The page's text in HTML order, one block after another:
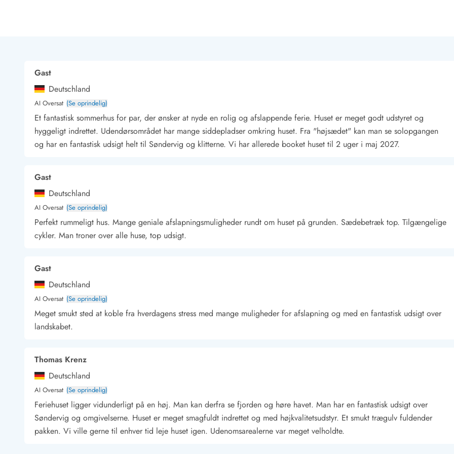
Minigolf i Vestjylland
Svømmehaller og badelande
Golfferie i sommerhus
Fitness og træning
Rideskoler/Ponyridning
Vandski for hele familien
Sejlads langs Vestkysten
Kulturaktiviteter
Historiske museer
Kunstmuseer
Kunsthåndværk og gallerier
Hold jul i sommerhuset
Vikingetiden i Danmark
Feriehusudlejning siden 1965
Bæredygtighed
Gæsterne siger
Nyhedsbrev
Sponsorater - Esmark støtter
Lejebetingelser
Persondata- og cookiepolitik
Gast
Deutschland
AI Oversat (Se oprindelig)
Et fantastisk sommerhus for par, der ønsker at nyde en rolig og afslappende ferie. Huset er meget godt udstyret og
hyggeligt indrettet. Udendørsområdet har mange siddepladser omkring huset. Fra "højsædet" kan man se solopgangen
og har en fantastisk udsigt helt til Søndervig og klitterne. Vi har allerede booket huset til 2 uger i maj 2027.
Gast
Deutschland
AI Oversat (Se oprindelig)
Perfekt rummeligt hus. Mange geniale afslapningsmuligheder rundt om huset på grunden. Sædebetræk top. Tilgængelige
cykler. Man troner over alle huse, top udsigt.
Gast
Deutschland
AI Oversat (Se oprindelig)
Meget smukt sted at koble fra hverdagens stress med mange muligheder for afslapning og med en fantastisk udsigt over
landskabet.
Thomas Krenz
Deutschland
AI Oversat (Se oprindelig)
Feriehuset ligger vidunderligt på en høj. Man kan derfra se fjorden og høre havet. Man har en fantastisk udsigt over
Søndervig og omgivelserne. Huset er meget smagfuldt indrettet og med højkvalitetsudstyr. Et smukt trægulv fuldender
pakken. Vi ville gerne til enhver tid leje huset igen. Udenomsarealerne var meget velholdte.